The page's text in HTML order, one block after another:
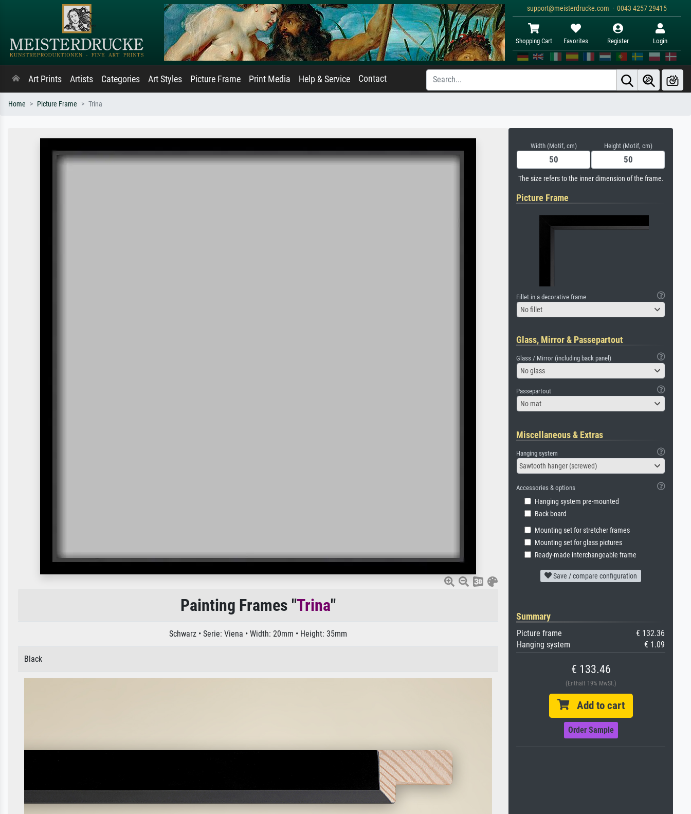
support@meisterdrucke.com · 0043 4257 29415
Shopping Cart Favorites Register Login
Art Prints Artists Categories Art Styles Picture Frame Print Media Help & Service Contact
Home Picture Frame Trina
Painting Frames "Trina"
Schwarz • Serie: Viena • Width: 20mm • Height: 35mm
Black
Width (Motif, cm) Height (Motif, cm)
The size refers to the inner dimension of the frame.
Picture Frame
Fillet in a decorative frame
No fillet
Glass, Mirror & Passepartout
Glass / Mirror (including back panel)
No glass
Passepartout
No mat
Miscellaneous & Extras
Hanging system
Sawtooth hanger (screwed)
Accessories & options
Hanging system pre-mounted
Back board
Mounting set for stretcher frames
Mounting set for glass pictures
Ready-made interchangeable frame
Save / compare configuration
Summary
Picture frame
€ 132.36
Hanging system
€ 1.09
€ 133.46
(Enthält 19% MwSt.)
Add to cart
Order Sample